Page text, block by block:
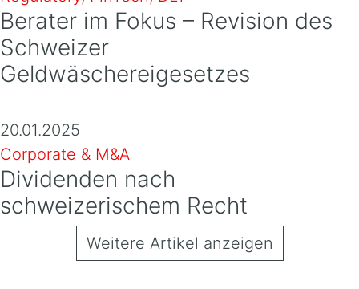
Berater im Fokus – Revision des
Schweizer
Geldwäschereigesetzes
20.01.2025
Corporate & M&A
Dividenden nach
schweizerischem Recht
Weitere Artikel anzeigen